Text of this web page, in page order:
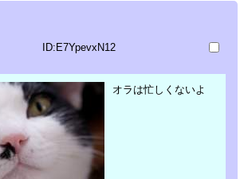
ID:E7YpevxN12
オラは忙しくないよ